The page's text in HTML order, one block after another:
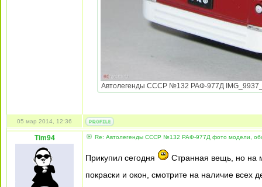
Автолегенды СССР №132 РАФ-977Д
05 мар 2014, 12:36
Tim94 Re: Автолегенды СССР №132 РАФ-977Д фото модели,
Прикупил сегодня
Странная вещь, но на
покраски и окон, смотрите на наличие всех